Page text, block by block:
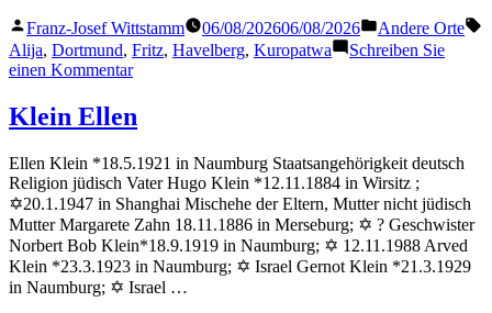
Veröffentlicht
von
Franz-Josef Wittstamm 06/08/202606/08/2026
Veröffentlicht
in
Andere Orte
Alija, Dortmund, Fritz, Havelberg, Kuropatwa
Schreiben Sie
einen Kommentarzu
Klein Ellen
Ellen Klein *18.5.1921 in Naumburg Staatsangehörigkeit deutsch
Religion jüdisch Vater Hugo Klein *12.11.1884 in Wirsitz ;
✡20.1.1947 in Shanghai Mischehe der Eltern, Mutter nicht jüdisch
Mutter Margarete Zahn 18.11.1886 in Merseburg; ✡ ? Geschwister
Norbert Bob Klein*18.9.1919 in Naumburg; ✡ 12.11.1988 Arved
Klein *23.3.1923 in Naumburg; ✡ Israel Gernot Klein *21.3.1929
in Naumburg; ✡ Israel …